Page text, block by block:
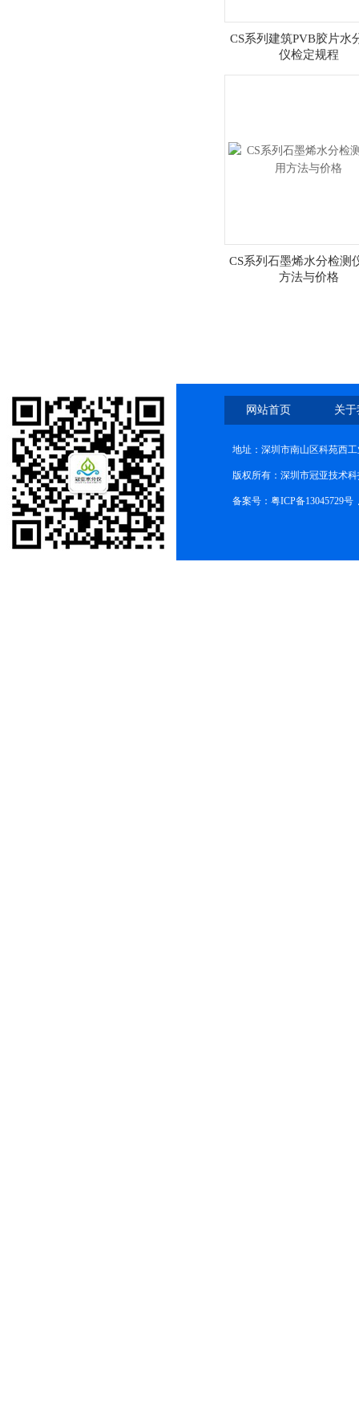
CS系列建筑PVB胶片水
仪检定规程
CS系列石墨烯水分检测
方法与价格
网站首页 关
地址：深圳市南山区科苑西
版权所有：深圳市冠亚技术
备案号： 粤ICP备13045729号